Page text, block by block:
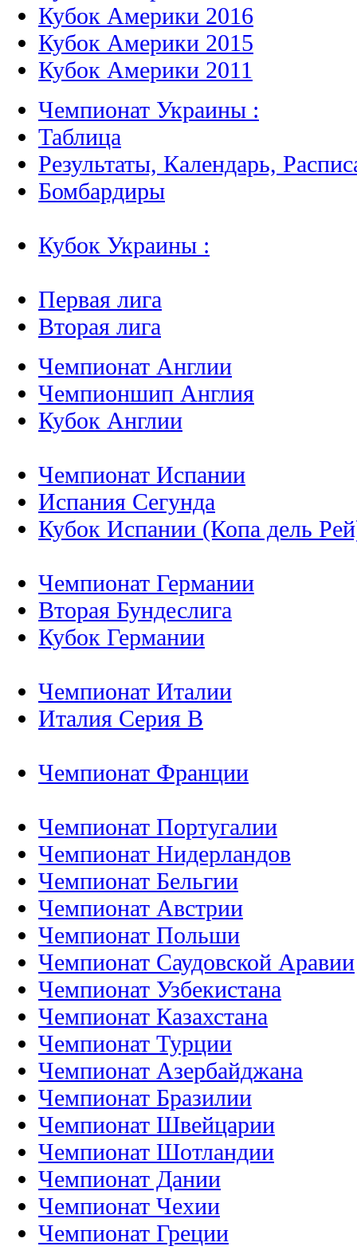
Кубок Америки 2016
Кубок Америки 2015
Кубок Америки 2011
Чемпионат Украины :
Таблица
Результаты, Календарь,
Бомбардиры
Кубок Украины :
Первая лига
Вторая лига
Чемпионат Англии
Чемпионшип Англия
Кубок Англии
Чемпионат Испании
Испания Сегунда
Кубок Испании (Копа дель
Чемпионат Германии
Вторая Бундеслига
Кубок Германии
Чемпионат Италии
Италия Серия B
Чемпионат Франции
Чемпионат Португалии
Чемпионат Нидерландов
Чемпионат Бельгии
Чемпионат Австрии
Чемпионат Польши
Чемпионат Саудовской Аравии
Чемпионат Узбекистана
Чемпионат Казахстана
Чемпионат Турции
Чемпионат Азербайджана
Чемпионат Бразилии
Чемпионат Швейцарии
Чемпионат Шотландии
Чемпионат Дании
Чемпионат Чехии
Чемпионат Греции